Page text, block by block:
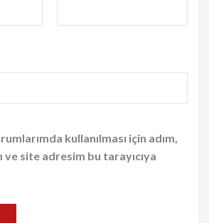
kullanılması için adım,
site adresim bu tarayıcıya